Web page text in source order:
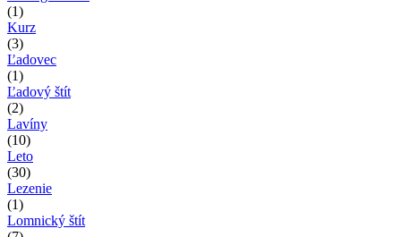
(1)
Kurz
(3)
Ľadovec
(1)
Ľadový štít
(2)
Lavíny
(10)
Leto
(30)
Lezenie
(1)
Lomnický štít